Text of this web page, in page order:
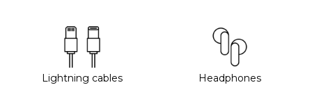
Lightning cables Headphones